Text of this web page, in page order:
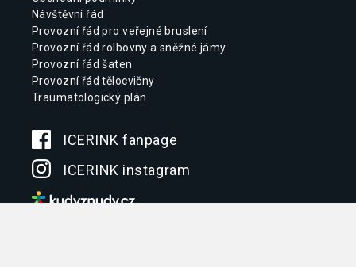
Návštěvní řád
Provozní řád pro veřejné bruslení
Provozní řád rolbovny a sněžné jámy
Provozní řád šaten
Provozní řád tělocvičny
Traumatologický plán
ICERINK fanpage
ICERINK instagram